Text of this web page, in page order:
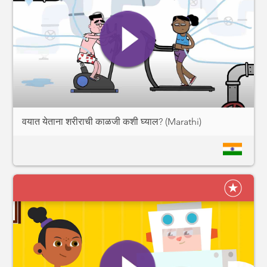
वयात येताना शरीराची काळजी कशी घ्याल? (Marathi)